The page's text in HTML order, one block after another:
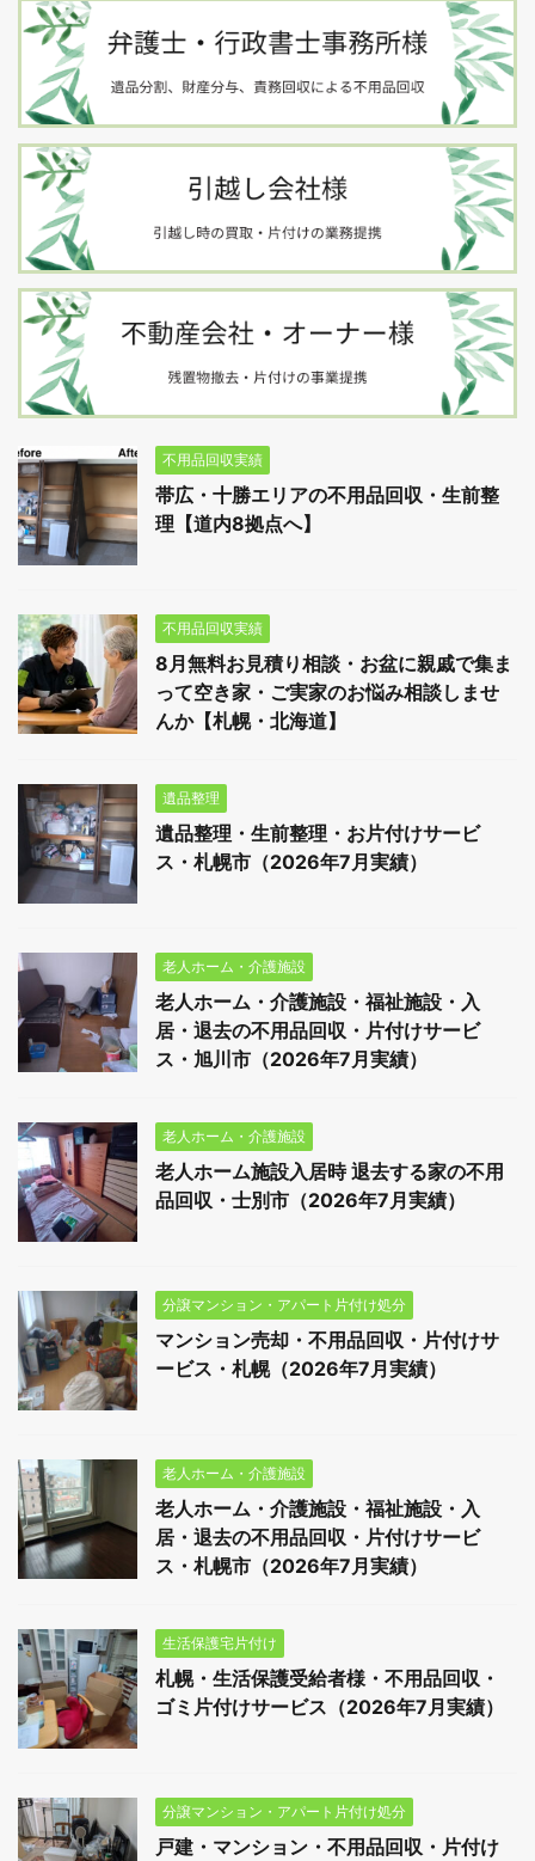
不用品回収実績
帯広・十勝エリアの不用品回収・生前整
理【道内8拠点へ】
不用品回収実績
8月無料お見積り相談・お盆に親戚で集ま
って空き家・ご実家のお悩み相談しませ
んか【札幌・北海道】
遺品整理
遺品整理・生前整理・お片付けサービ
ス・札幌市（2026年7月実績）
老人ホーム・介護施設
老人ホーム・介護施設・福祉施設・入
居・退去の不用品回収・片付けサービ
ス・旭川市（2026年7月実績）
老人ホーム・介護施設
老人ホーム施設入居時 退去する家の不用
品回収・士別市（2026年7月実績）
分譲マンション・アパート片付け処分
マンション売却・不用品回収・片付けサ
ービス・札幌（2026年7月実績）
老人ホーム・介護施設
老人ホーム・介護施設・福祉施設・入
居・退去の不用品回収・片付けサービ
ス・札幌市（2026年7月実績）
生活保護宅片付け
札幌・生活保護受給者様・不用品回収・
ゴミ片付けサービス（2026年7月実績）
分譲マンション・アパート片付け処分
戸建・マンション・不用品回収・片付け